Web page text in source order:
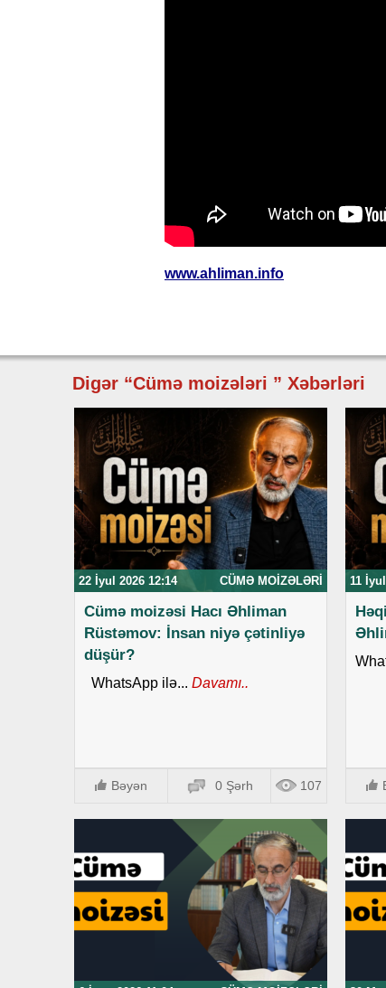
www.ahliman.info
Digər “Cümə moizələri ” Xəbərləri
22 İyul 2026 12:14 CÜMƏ MOIZƏLƏRI
Cümə moizəsi Hacı Əhliman
Rüstəmov: İnsan niyə çətinliyə
düşür?
WhatsApp ilə... Davamı..
Bəyən 0 Şərh 107
11